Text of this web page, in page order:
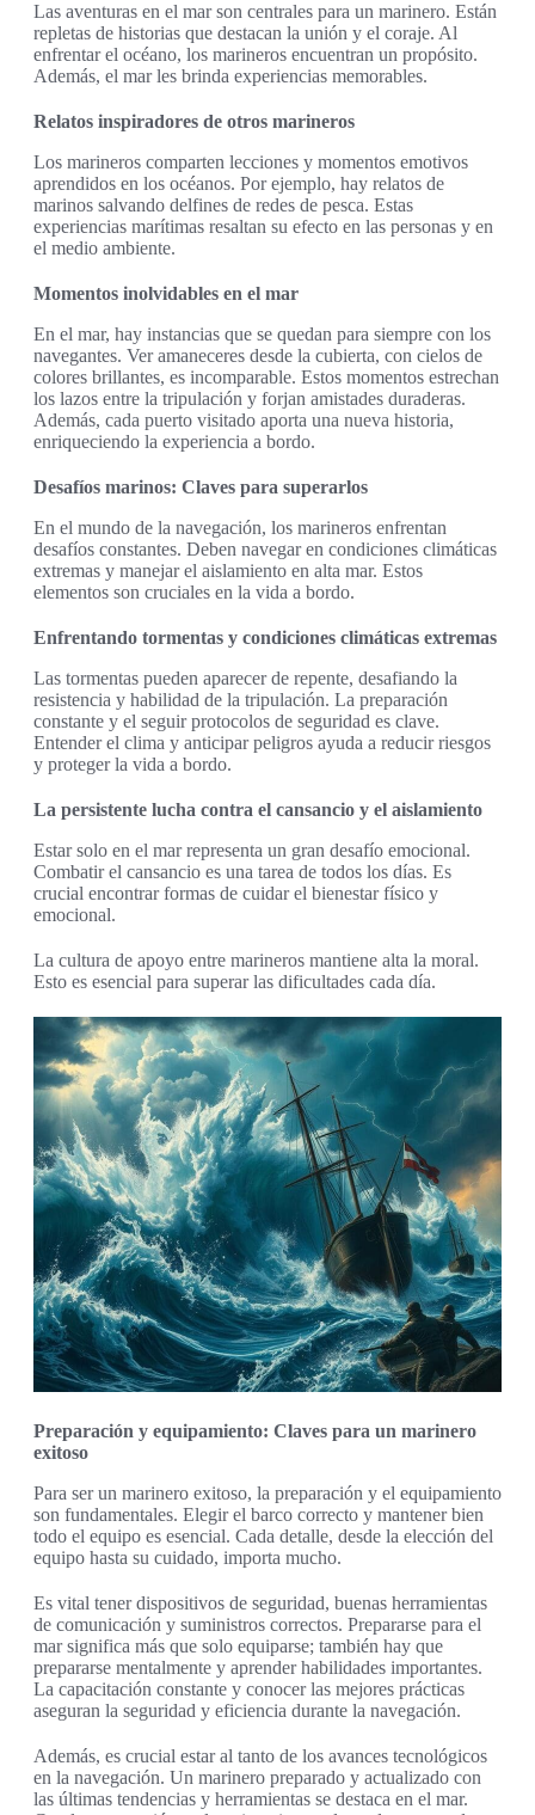
Las aventuras en el mar son centrales para un marinero. Están
repletas de historias que destacan la unión y el coraje. Al
enfrentar el océano, los marineros encuentran un propósito.
Además, el mar les brinda experiencias memorables.
Relatos inspiradores de otros marineros
Los marineros comparten lecciones y momentos emotivos
aprendidos en los océanos. Por ejemplo, hay relatos de
marinos salvando delfines de redes de pesca. Estas
experiencias marítimas resaltan su efecto en las personas y en
el medio ambiente.
Momentos inolvidables en el mar
En el mar, hay instancias que se quedan para siempre con los
navegantes. Ver amaneceres desde la cubierta, con cielos de
colores brillantes, es incomparable. Estos momentos estrechan
los lazos entre la tripulación y forjan amistades duraderas.
Además, cada puerto visitado aporta una nueva historia,
enriqueciendo la experiencia a bordo.
Desafíos marinos: Claves para superarlos
En el mundo de la navegación, los marineros enfrentan
desafíos constantes. Deben navegar en condiciones climáticas
extremas y manejar el aislamiento en alta mar. Estos
elementos son cruciales en la vida a bordo.
Enfrentando tormentas y condiciones climáticas extremas
Las tormentas pueden aparecer de repente, desafiando la
resistencia y habilidad de la tripulación. La preparación
constante y el seguir protocolos de seguridad es clave.
Entender el clima y anticipar peligros ayuda a reducir riesgos
y proteger la vida a bordo.
La persistente lucha contra el cansancio y el aislamiento
Estar solo en el mar representa un gran desafío emocional.
Combatir el cansancio es una tarea de todos los días. Es
crucial encontrar formas de cuidar el bienestar físico y
emocional.
La cultura de apoyo entre marineros mantiene alta la moral.
Esto es esencial para superar las dificultades cada día.
Preparación y equipamiento: Claves para un marinero
exitoso
Para ser un marinero exitoso, la preparación y el equipamiento
son fundamentales. Elegir el barco correcto y mantener bien
todo el equipo es esencial. Cada detalle, desde la elección del
equipo hasta su cuidado, importa mucho.
Es vital tener dispositivos de seguridad, buenas herramientas
de comunicación y suministros correctos. Prepararse para el
mar significa más que solo equiparse; también hay que
prepararse mentalmente y aprender habilidades importantes.
La capacitación constante y conocer las mejores prácticas
aseguran la seguridad y eficiencia durante la navegación.
Además, es crucial estar al tanto de los avances tecnológicos
en la navegación. Un marinero preparado y actualizado con
las últimas tendencias y herramientas se destaca en el mar.